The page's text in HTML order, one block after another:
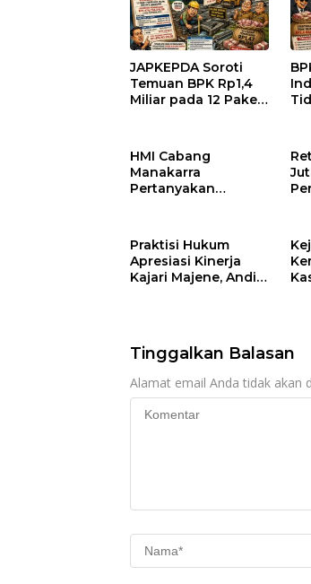
JAPKEPDA Soroti
Temuan BPK Rp1,4
Miliar pada 12 Paket
Sulbar
HMI Cabang
Manakarra
Pertanyakan
Mamuju
Praktisi Hukum
Apresiasi Kinerja
Kajari Majene, Andi
Bulu
Tinggalkan Balasan
Alamat email Anda tidak akan